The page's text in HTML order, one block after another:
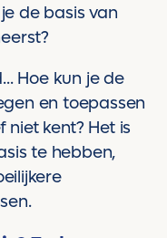
de basis van
Hoe kun je de
en toepassen
niet kent? Het is
te hebben,